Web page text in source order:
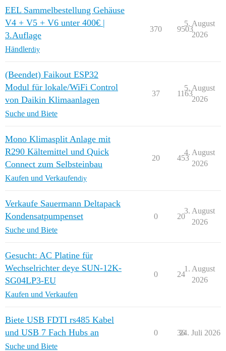
EEL Sammelbestellung Gehäuse
V4 + V5 + V6 unter 400€ |
3.Auflage
Händlerdiy
370 9503
5. August
2026
(Beendet) Faikout ESP32
Modul für lokale/WiFi Control
von Daikin Klimaanlagen
Suche und Biete
37 1163
5. August
2026
Mono Klimasplit Anlage mit
R290 Kältemittel und Quick
Connect zum Selbsteinbau
Kaufen und Verkaufendiy
20 453
4. August
2026
Verkaufe Sauermann Deltapack
Kondensatpumpenset
Suche und Biete
0 20
3. August
2026
Gesucht: AC Platine für
Wechselrichter deye SUN-12K-
SG04LP3-EU
Kaufen und Verkaufen
0 24
1. August
2026
Biete USB FDTI rs485 Kabel
und USB 7 Fach Hubs an
Suche und Biete
0 36
24. Juli 2026